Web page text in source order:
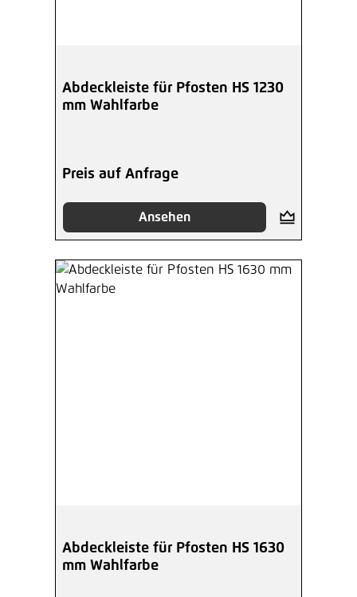
Abdeckleiste für Pfosten HS 1230
mm Wahlfarbe
Preis auf Anfrage
Ansehen
Abdeckleiste für Pfosten HS 1630
mm Wahlfarbe